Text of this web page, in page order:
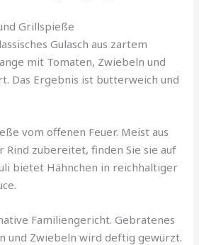
Grillspieße
Gulasch aus zartem
mit Tomaten, Zwiebeln und
Das Ergebnis ist butterweich und
vom offenen Feuer. Meist aus
Rind zubereitet, finden Sie sie auf
bietet Hähnchen in reichhaltiger
Familiengericht. Gebratenes
und Zwiebeln wird deftig gewürzt.